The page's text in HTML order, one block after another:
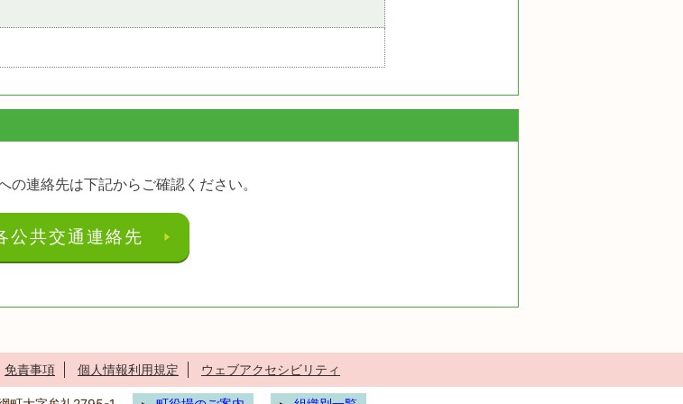
の連絡先は下記からご確認ください。
公共交通連絡先
免責事項 個人情報利用規定 ウェブアクセシビリティ